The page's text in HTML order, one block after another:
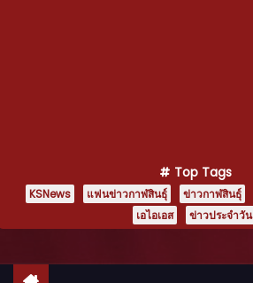
Top Tags
KSNews แฟนข่าวกาฬสินธุ์ ข่าวกาฬสินธุ์
เอไอเอส
ข่าวประจำวัน